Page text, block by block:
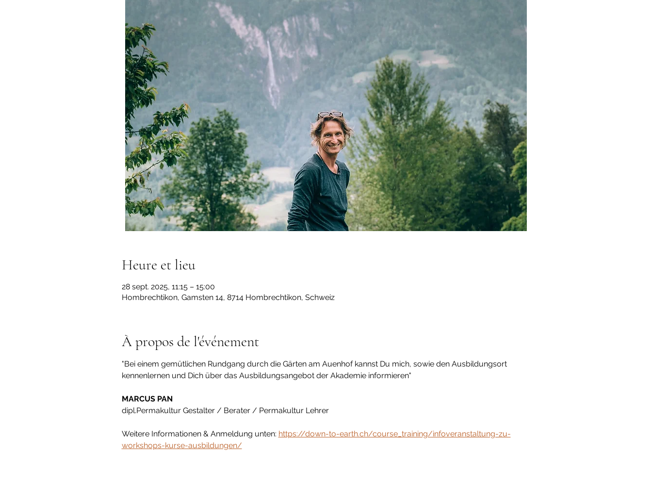
Heure et lieu
28 sept. 2025, 11:15 – 15:00
Hombrechtikon, Gamsten 14, 8714 Hombrechtikon, Schweiz
À propos de l'événement
"Bei einem gemütlichen Rundgang durch die Gärten am Auenhof kannst Du mich, sowie den Ausbildungsort
kennenlernen und Dich über das Ausbildungsangebot der Akademie informieren"
MARCUS PAN
dipl.Permakultur Gestalter / Berater / Permakultur Lehrer
Weitere Informationen & Anmeldung unten: https://down-to-earth.ch/course_training/infoveranstaltung-zu-
workshops-kurse-ausbildungen/